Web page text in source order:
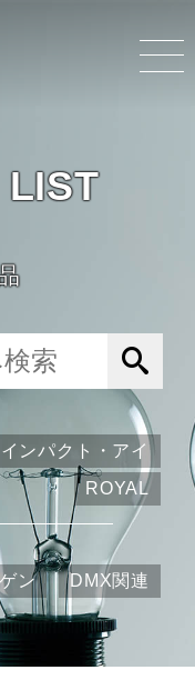
LIST
インパクト・アイ
ROYAL
ン
DMX関連